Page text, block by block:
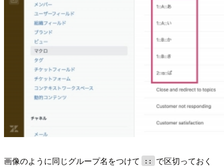
画像のように同じグループ名をつけて ::
で区切っておく